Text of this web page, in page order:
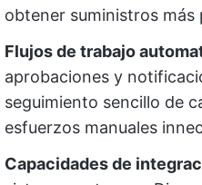
obtener suministros más
Flujos de trabajo
aprobaciones y
seguimiento sencillo de
esfuerzos manuales
Capacidades de